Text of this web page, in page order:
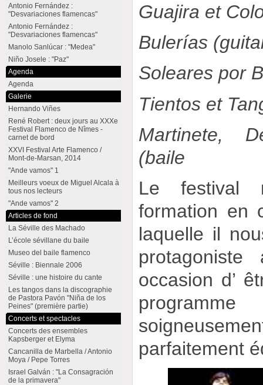
Guajira et
Bulerías
Soleares por
Tientos et
Martinete,
(baile
Le festival
formation en
laquelle il
protagoniste
occasion d’
parfaitement
Antonio Fernández :
"Desvariaciones flamencas"
Antonio Fernández :
"Desvariaciones flamencas"
Manolo Sanlúcar : "Medea"
Niño Josele : "Paz"
Agenda
Agenda
Galerie
Hernando Viñes
René Robert : deux jours au XXXe
Festival Flamenco de Nîmes -
carnet de bord
XXVI Festival Arte Flamenco /
Mont-de-Marsan, 2014
"Ande vamos" 1
Meilleurs voeux de Miguel Alcala à
tous nos lecteurs
"Ande vamos" 2
Articles de fond
La Séville des Machado
L’école sévillane du baile
Museo del baile flamenco
Séville : Biennale 2006
Séville : une histoire du cante
Les tangos dans la discographie
de Pastora Pavón "Niña de los
Peines" (première partie)
Concerts et spectacles
Concerts des ensembles
Kapsberger et Elyma
Cancanilla de Marbella / Antonio
Moya / Pepe Torres
Israel Galván : "La Consagración
de la primavera"